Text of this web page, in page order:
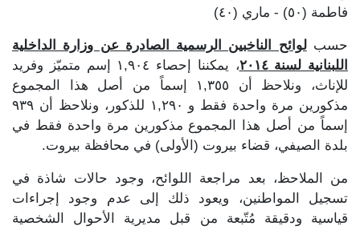
فاطمة (٥٠) - ماري (٤٠)
حسبلوائح الناخبين الرسمية الصادرة عن وزارة الداخلية
اللبنانية لسنة ٢٠١٤
، يمكننا إحصاء ١,٩٠٤ إسم متميّز وفريد
للإناث، ونلاحظ أن ١,٣٥٥ إسماً من أصل هذا المجموع
مذكورين مرة واحدة فقط و ١,٢٩٠ للذكور، ونلاحظ أن ٩٣٩
إسماً من أصل هذا المجموع مذكورين مرة واحدة فقط في
بلدة الصيفي، قضاء بيروت (الأولى) في محافظة بيروت.
من الملاحظ، بعد مراجعة اللوائح، وجود حالات شاذة في
تسجيل المواطنين، ويعود ذلك إلى عدم وجود إجراءات
قياسية ودقيقة مُتّبعة من قبل مديرية الأحوال الشخصية